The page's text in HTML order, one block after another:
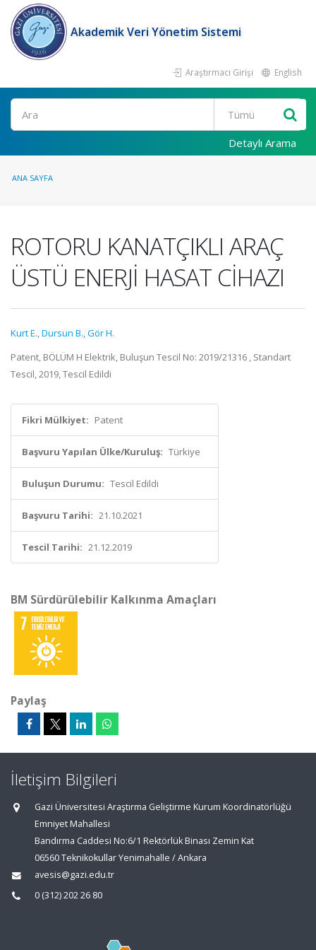
Akademik Veri Yönetim Sistemi
Araştırmacı Girişi English
Ara
Detaylı Arama
ANA SAYFA
ROTORU KANATÇIKLI ARAÇ
ÜSTÜ ENERJİ HASAT CİHAZI
Kurt E.,Dursun B.,Gör H.
Patent, BÖLÜM H Elektrik, Buluşun Tescil No: 2019/21316 , Standart
Tescil, 2019, Tescil Edildi
Fikri Mülkiyet: Patent
Başvuru Yapılan Ülke/Kuruluş: Türkiye
Buluşun Durumu: Tescil Edildi
Başvuru Tarihi: 21.10.2021
Tescil Tarihi: 21.12.2019
BM Sürdürülebilir Kalkınma Amaçları
Paylaş
İletişim Bilgileri
Gazi Üniversitesi Araştırma Geliştirme Kurum Koordinatörlüğü
Emniyet Mahallesi
Bandırma Caddesi No:6/1 Rektörlük Binası Zemin Kat
06560 Teknikokullar Yenimahalle / Ankara
avesis@gazi.edu.tr
0 (312) 202 26 80